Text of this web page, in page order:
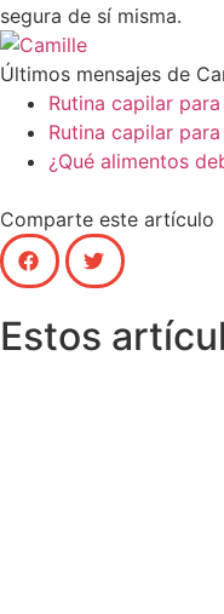
segura de sí misma.
Últimos mensajes de
Rutina capilar
Rutina capilar
¿Qué alimentos
Comparte este artículo
Estos